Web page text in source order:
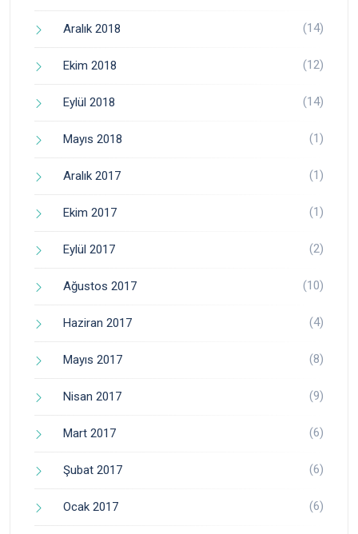
Aralık 2018 (14)
Ekim 2018 (12)
Eylül 2018 (14)
Mayıs 2018 (1)
Aralık 2017 (1)
Ekim 2017 (1)
Eylül 2017 (2)
Ağustos 2017 (10)
Haziran 2017 (4)
Mayıs 2017 (8)
Nisan 2017 (9)
Mart 2017 (6)
Şubat 2017 (6)
Ocak 2017 (6)